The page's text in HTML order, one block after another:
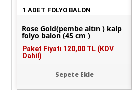
1 ADET FOLYO BALON
Rose Gold(pembe altın ) kalp
folyo balon (45 cm )
Paket Fiyatı 120,00 TL (KDV
Dahil)
Sepete Ekle